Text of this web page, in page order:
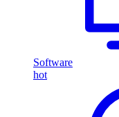
Software
hot